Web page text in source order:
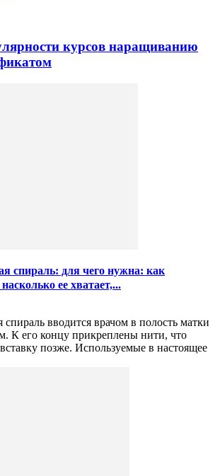
курсов наращиванию
спираль: для чего нужна: как
ее хватает,...
спираль вводится врачом в полость матки
К его концу прикреплены нити, что
позже. Используемые в настоящее